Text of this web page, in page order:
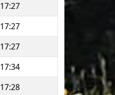
17:27
17:27
17:27
17:34
17:28